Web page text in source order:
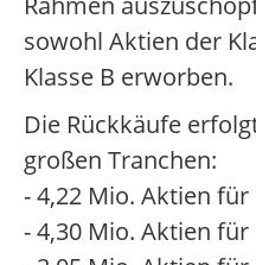
sowohl Aktien der
Klasse B erworben.
Die Rückkäufe
großen Tranchen:
- 4,22 Mio. Aktien für
- 4,30 Mio. Aktien für